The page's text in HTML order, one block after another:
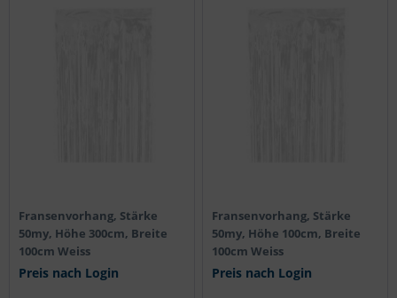
Fransenvorhang, Stärke
50my, Höhe 300cm, Breite
100cm Weiss
Preis nach Login
Fransenvorhang, Stärke
50my, Höhe 100cm, Breite
100cm Weiss
Preis nach Login